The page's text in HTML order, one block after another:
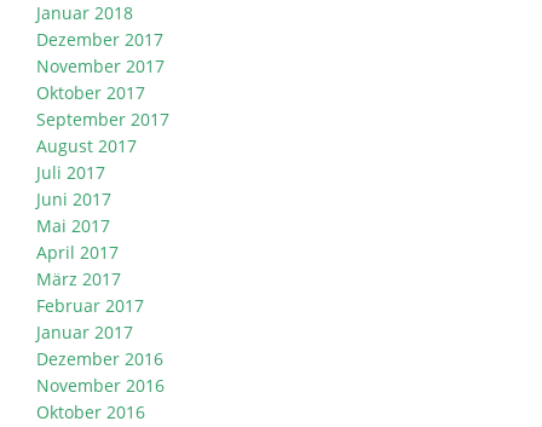
Januar 2018
Dezember 2017
November 2017
Oktober 2017
September 2017
August 2017
Juli 2017
Juni 2017
Mai 2017
April 2017
März 2017
Februar 2017
Januar 2017
Dezember 2016
November 2016
Oktober 2016